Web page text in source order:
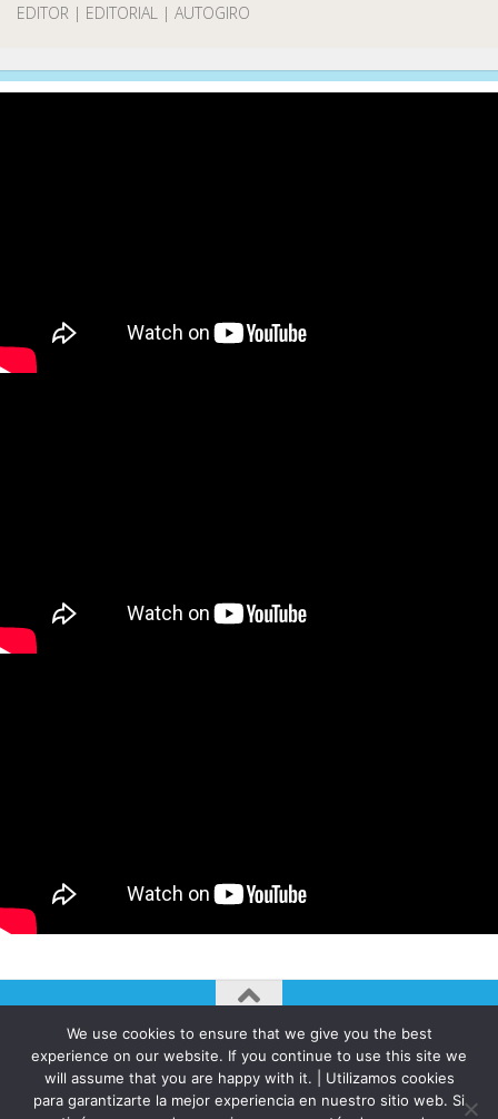
EDITOR | EDITORIAL | AUTOGIRO
AUTOGIRO/el giro del arte actual © JAVIER MARTINEZ 2026. All
Rights Reserved.
Funciona con - Diseñado con elTema Hueman
We use cookies to ensure that we give you the best
experience on our website. If you continue to use this site we
will assume that you are happy with it. | Utilizamos cookies
para garantizarte la mejor experiencia en nuestro sitio web. Si